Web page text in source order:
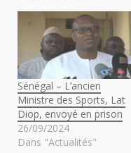
Sénégal – L’ancien
Ministre des Sports, Lat
Diop, envoyé en prison
26/09/2024
Dans "Actualités"